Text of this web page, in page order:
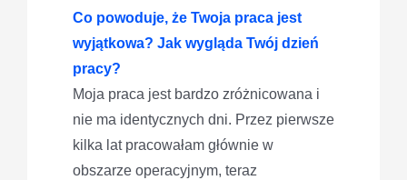
Co powoduje, że Twoja praca jest
wyjątkowa? Jak wygląda Twój dzień
pracy?
Moja praca jest bardzo zróżnicowana i
nie ma identycznych dni. Przez pierwsze
kilka lat pracowałam głównie w
obszarze operacyjnym, teraz